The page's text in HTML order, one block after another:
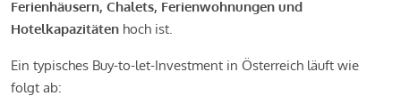
Ferienhäusern, Chalets, Ferienwohnungen und
Hotelkapazitäten hoch ist.
Ein typisches Buy-to-let-Investment in Österreich läuft wie
folgt ab: